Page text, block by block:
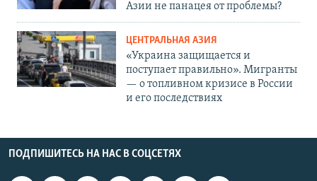
Азии не панацея от проблемы?
ЦЕНТРАЛЬНАЯ АЗИЯ
«Украина защищается и
поступает правильно». Мигранты
— о топливном кризисе в России
и его последствиях
ПОДПИШИТЕСЬ НА НАС В СОЦСЕТЯХ